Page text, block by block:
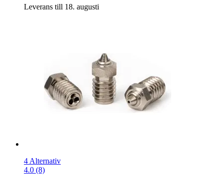
Leverans till 18. augusti
4 Alternativ
4.0 (8)